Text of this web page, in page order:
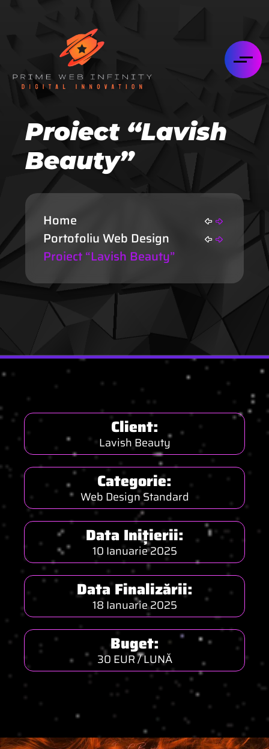
Proiect “Lavish
Beauty”
Home
Portofoliu Web Design
Proiect “Lavish Beauty”
Client:
Lavish Beauty
Categorie:
Web Design Standard
Data Inițierii:
10 Ianuarie 2025
Data Finalizării:
18 Ianuarie 2025
Buget:
30 EUR / LUNĂ